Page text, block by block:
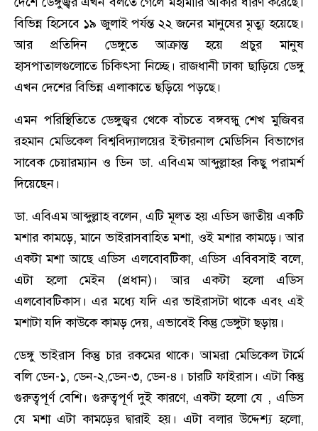
বিভিন্ন হিসেবে ১৯ জুলাই পর্যন্ত ২২ জনের মানুষের মৃত্যু হয়েছে।
আর প্রতিদিন ডেঙ্গুতে আক্রান্ত হয়ে প্রচুর মানুষ
হাসপাতালগুলোতে চিকিৎসা নিচ্ছে। রাজধানী ঢাকা ছাড়িয়ে ডেঙ্গু
এখন দেশের বিভিন্ন এলাকাতে ছড়িয়ে পড়ছে।
এমন পরিস্থিতিতে ডেঙ্গুজ্বর থেকে বাঁচতে বঙ্গবন্ধু শেখ মুজিবর
রহমান মেডিকেল বিশ্ববিদ্যালয়ের ইন্টারনাল মেডিসিন বিভাগের
সাবেক চেয়ারম্যান ও ডিন ডা. এবিএম আব্দুল্লাহর কিছু পরামর্শ
দিয়েছেন।
ডা. এবিএম আব্দুল্লাহ বলেন, এটি মূলত হয় এডিস জাতীয় একটি
মশার কামড়ে, মানে ভাইরাসবাহিত মশা, ওই মশার কামড়ে। আর
একটা মশা আছে এডিস এলবোবটিকা, এডিস এবিবসাই বলে,
এটা হলো মেইন (প্রধান)। আর একটা হলো এডিস
এলবোবটিকাস। এর মধ্যে যদি এর ভাইরাসটা থাকে এবং এই
মশাটা যদি কাউকে কামড় দেয়, এভাবেই কিন্তু ডেঙ্গুটা ছড়ায়।
ডেঙ্গু ভাইরাস কিন্তু চার রকমের থাকে। আমরা মেডিকেল টার্মে
বলি ডেন-১, ডেন-২,ডেন-৩, ডেন-৪। চারটি ফাইরাস। এটা কিন্তু
গুরুত্বপূর্ণ বেশি। গুরুত্বপূর্ণ দুই কারণে, একটা হলো যে , এডিস
যে মশা এটা কামড়ের দ্বারাই হয়। এটা বলার উদ্দেশ্য হলো,